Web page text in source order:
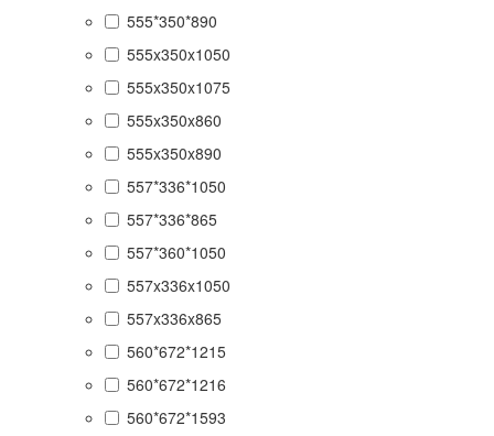
555*350*890
555x350x1050
555x350x1075
555x350x860
555x350x890
557*336*1050
557*336*865
557*360*1050
557x336x1050
557x336x865
560*672*1215
560*672*1216
560*672*1593